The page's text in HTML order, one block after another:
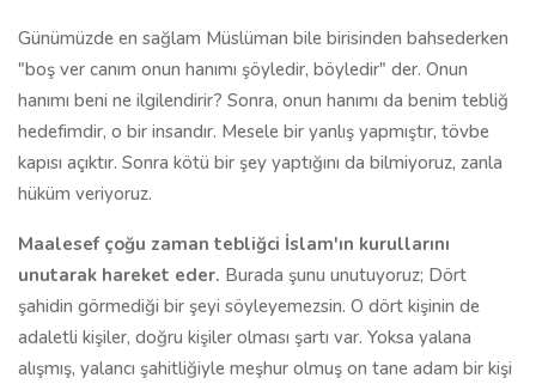
Günümüzde en sağlam Müslüman bile birisinden bahsederken
"boş ver canım onun hanımı şöyledir, böyledir" der. Onun
hanımı beni ne ilgilendirir? Sonra, onun hanımı da benim tebliğ
hedefimdir, o bir insandır. Mesele bir yanlış yapmıştır, tövbe
kapısı açıktır. Sonra kötü bir şey yaptığını da bilmiyoruz, zanla
hüküm veriyoruz.
Maalesef çoğu zaman tebliğci İslam'ın kurullarını
unutarak hareket eder. Burada şunu unutuyoruz; Dört
şahidin görmediği bir şeyi söyleyemezsin. O dört kişinin de
adaletli kişiler, doğru kişiler olması şartı var. Yoksa yalana
alışmış, yalancı şahitliğiyle meşhur olmuş on tane adam bir kişi